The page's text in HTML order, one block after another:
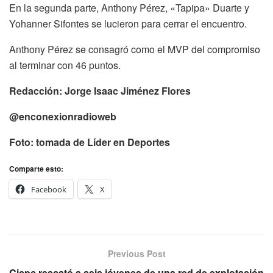
En la segunda parte, Anthony Pérez, «Tapipa» Duarte y
Yohanner Sifontes se lucieron para cerrar el encuentro.
Anthony Pérez se consagró como el MVP del compromiso
al terminar con 46 puntos.
Redacción: Jorge Isaac Jiménez Flores
@enconexionradioweb
Foto: tomada de Líder en Deportes
Comparte esto:
Facebook
X
Previous Post